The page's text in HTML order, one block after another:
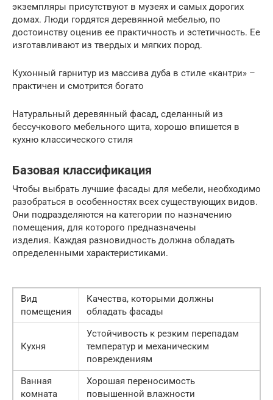
экземпляры присутствуют в музеях и самых дорогих
домах. Люди гордятся деревянной мебелью, по
достоинству оценив ее практичность и эстетичность. Ее
изготавливают из твердых и мягких пород.
Кухонный гарнитур из массива дуба в стиле «кантри» –
практичен и смотрится богато
Натуральный деревянный фасад, сделанный из
бессучкового мебельного щита, хорошо впишется в
кухню классического стиля
Базовая классификация
Чтобы выбрать лучшие фасады для мебели, необходимо
разобраться в особенностях всех существующих видов.
Они подразделяются на категории по назначению
помещения, для которого предназначены
изделия. Каждая разновидность должна обладать
определенными характеристиками.
Вид
помещения
Качества, которыми должны
обладать фасады
Кухня
Устойчивость к резким перепадам
температур и механическим
повреждениям
Ванная
комната
Хорошая переносимость
повышенной влажности